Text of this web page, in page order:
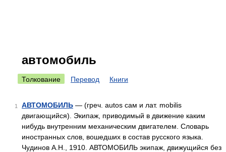
автомобиль
Толкование Перевод Книги
1 АВТОМОБИЛЬ — (греч. autos сам и лат. mobilis
двигающийся). Экипаж, приводимый в движение каким
нибудь внутренним механическим двигателем. Словарь
иностранных слов, вошедших в состав русского языка.
Чудинов А.Н., 1910. АВТОМОБИЛЬ экипаж, движущийся без